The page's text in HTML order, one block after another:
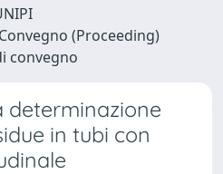
(Proceeding)
convegno
determinazione
in tubi con